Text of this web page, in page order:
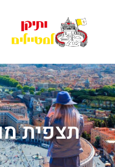
תצפית